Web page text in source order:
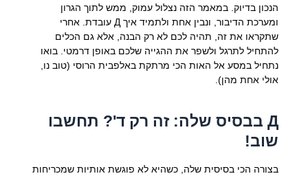
הנכון בדיוק. במאמר הזה נצלול עמוק, ממש לתוך הגרון
ומערכת הדיבור, ונבין אחת ולתמיד איך Д עובדת. אחרי
שתקראו את זה, תהיה לכם לא רק הבנה, אלא גם הכלים
להתחיל לתרגל ולשפר את ההגייה שלכם באופן דרמטי. בואו
נתחיל במסע אל האות הכי מרתקת באלפבית הרוסי (טוב נו,
אולי אחת מהן).
Д בבסיס שלה: זה רק ד'? תחשבו
שוב!
בצורה הכי בסיסית שלה, כשהיא לא פוגשת אותיות שמכריחות